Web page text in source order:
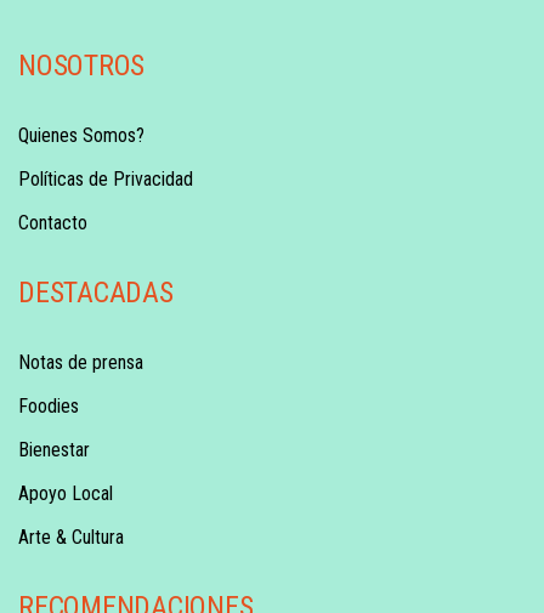
NOSOTROS
Quienes Somos?
Políticas de Privacidad
Contacto
DESTACADAS
Notas de prensa
Foodies
Bienestar
Apoyo Local
Arte & Cultura